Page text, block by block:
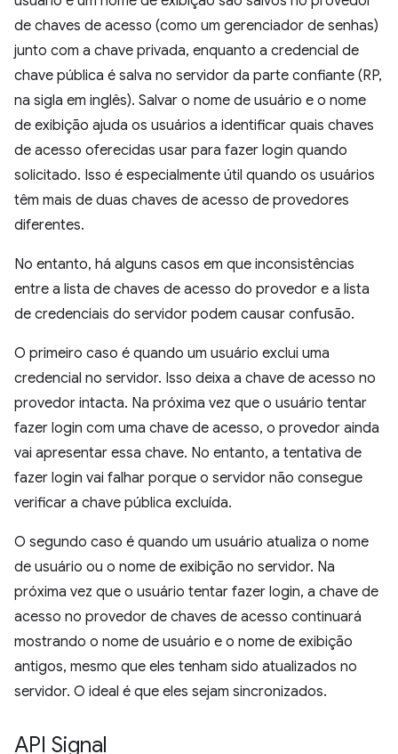
de chaves de acesso (como um gerenciador de senhas)
junto com a chave privada, enquanto a credencial de
chave pública é salva no servidor da parte confiante (RP,
na sigla em inglês). Salvar o nome de usuário e o nome
de exibição ajuda os usuários a identificar quais chaves
de acesso oferecidas usar para fazer login quando
solicitado. Isso é especialmente útil quando os usuários
têm mais de duas chaves de acesso de provedores
diferentes.
No entanto, há alguns casos em que inconsistências
entre a lista de chaves de acesso do provedor e a lista
de credenciais do servidor podem causar confusão.
O primeiro caso é quando um usuário exclui uma
credencial no servidor. Isso deixa a chave de acesso no
provedor intacta. Na próxima vez que o usuário tentar
fazer login com uma chave de acesso, o provedor ainda
vai apresentar essa chave. No entanto, a tentativa de
fazer login vai falhar porque o servidor não consegue
verificar a chave pública excluída.
O segundo caso é quando um usuário atualiza o nome
de usuário ou o nome de exibição no servidor. Na
próxima vez que o usuário tentar fazer login, a chave de
acesso no provedor de chaves de acesso continuará
mostrando o nome de usuário e o nome de exibição
antigos, mesmo que eles tenham sido atualizados no
servidor. O ideal é que eles sejam sincronizados.
API Signal